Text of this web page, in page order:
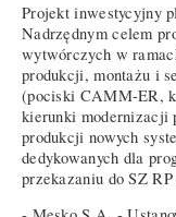
Projekt inwestycyjny
Nadrzędnym celem
wytwórczych w
produkcji, montażu i
(pociski CAMM-ER,
kierunki modernizacji
produkcji nowych
dedykowanych dla
przekazaniu do SZ